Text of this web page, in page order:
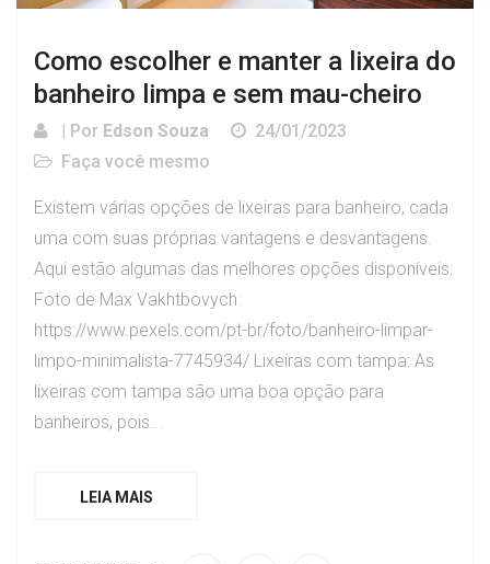
Como escolher e manter a lixeira do
banheiro limpa e sem mau-cheiro
| Por Edson Souza
24/01/2023
Faça você mesmo
Existem várias opções de lixeiras para banheiro, cada
uma com suas próprias vantagens e desvantagens.
Aqui estão algumas das melhores opções disponíveis:
Foto de Max Vakhtbovych:
https://www.pexels.com/pt-br/foto/banheiro-limpar-
limpo-minimalista-7745934/ Lixeiras com tampa: As
lixeiras com tampa são uma boa opção para
banheiros, pois...
LEIA MAIS